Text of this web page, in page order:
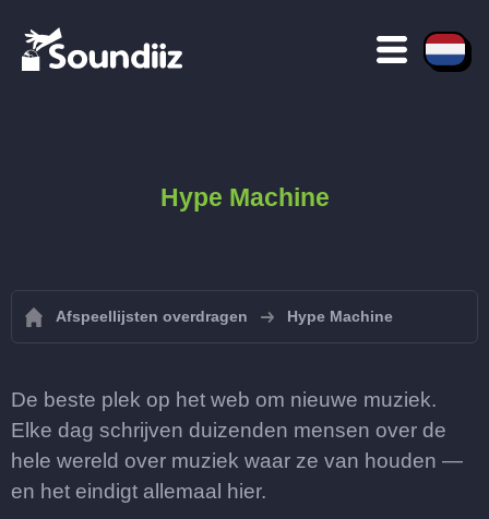
Hype Machine
Afspeellijsten overdragen Hype Machine
De beste plek op het web om nieuwe muziek.
Elke dag schrijven duizenden mensen over de
hele wereld over muziek waar ze van houden —
en het eindigt allemaal hier.